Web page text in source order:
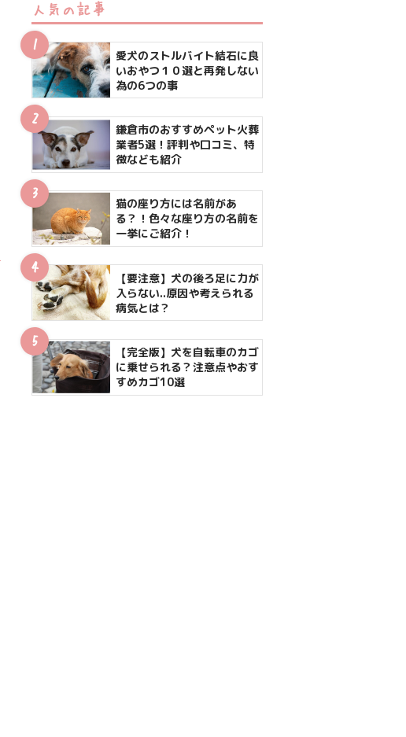
人気の記事
愛犬のストルバイト結石に良
いおやつ１０選と再発しない
為の6つの事
鎌倉市のおすすめペット火葬
業者5選！評判や口コミ、特
徴なども紹介
猫の座り方には名前があ
る？！色々な座り方の名前を
一挙にご紹介！
【要注意】犬の後ろ足に力が
入らない..原因や考えられる
病気とは？
【完全版】犬を自転車のカゴ
に乗せられる？注意点やおす
すめカゴ10選